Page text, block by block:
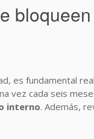
es fundamental
vez cada seis
interno. Además,